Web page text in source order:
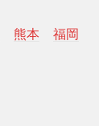
熊本
福岡